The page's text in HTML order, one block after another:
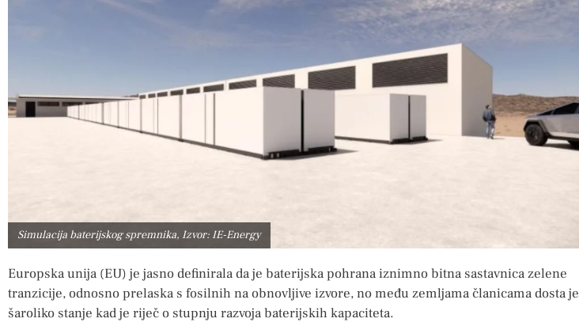
Simulacija baterijskog spremnika, Izvor: IE-Energy
Europska unija (EU) je jasno definirala da je baterijska pohrana iznimno bitna sastavnica zelene
tranzicije, odnosno prelaska s fosilnih na obnovljive izvore, no među zemljama članicama dosta je
šaroliko stanje kad je riječ o stupnju razvoja baterijskih kapaciteta.